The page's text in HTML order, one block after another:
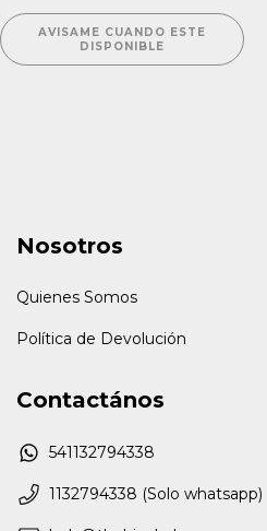
AVISAME CUANDO ESTE
DISPONIBLE
Nosotros
Quienes Somos
Política de Devolución
Contactános
541132794338
1132794338 (Solo whatsapp)